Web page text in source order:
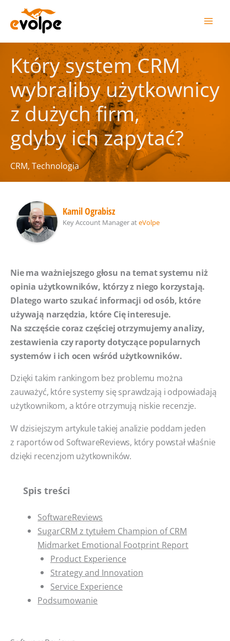
Przejdź
Który system CRM
wybraliby użytkownicy
z dużych firm,
gdyby ich zapytać?
CRM, Technologia
Kamil Ograbisz
Key Account ManagerateVolpe
Nie ma ważniejszego głosu na temat systemu niż
opinia użytkowników, którzy z niego korzystają.
Dlatego warto szukać informacji od osób, które
używają narzędzia, które Cię interesuje.
Na szczęście coraz częściej otrzymujemy analizy,
zestawienia czy raporty dotyczące popularnych
systemów i ich ocen wśród użytkowników.
Dzięki takim rankingom bez problemu można
zauważyć, które systemy się sprawdzają i odpowiadają
użytkownikom, a które otrzymują niskie recenzje.
W dzisiejszym artykule takiej analizie poddam jeden
z raportów od SoftwareReviews, który powstał właśnie
dzięki recenzjom użytkowników.
Spis treści
SoftwareReviews
SugarCRM z tytułem Champion of CRM
Midmarket Emotional Footprint Report
Product Experience
Strategy and Innovation
Service Experience
Podsumowanie